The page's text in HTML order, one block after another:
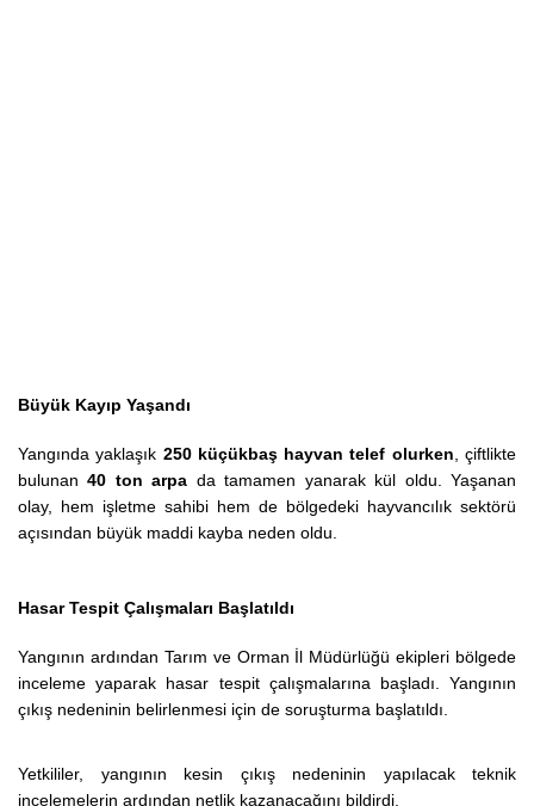
Büyük Kayıp Yaşandı
Yangında yaklaşık 250 küçükbaş hayvan telef olurken , çiftlikte
bulunan40 ton arpa da tamamen yanarak kül oldu. Yaşanan
olay, hem işletme sahibi hem de bölgedeki hayvancılık sektörü
açısından büyük maddi kayba neden oldu.
Hasar Tespit Çalışmaları Başlatıldı
Yangının ardından Tarım ve Orman İl Müdürlüğü ekipleri bölgede
inceleme yaparak hasar tespit çalışmalarına başladı. Yangının
çıkış nedeninin belirlenmesi için de soruşturma başlatıldı.
Yetkililer, yangının kesin çıkış nedeninin yapılacak teknik
incelemelerin ardından netlik kazanacağını bildirdi.